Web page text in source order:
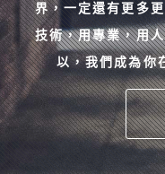
界，一定還有更多
技術，用專業，用
以，我們成為你